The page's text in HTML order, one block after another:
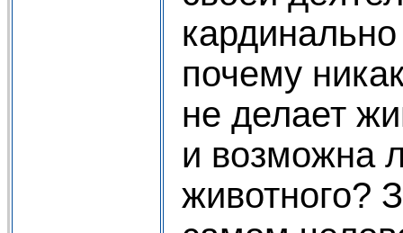
почему
не делает
и возможна
животного?